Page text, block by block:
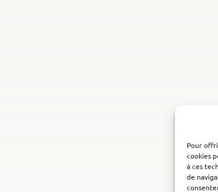
Pour
cookies
à ces
de